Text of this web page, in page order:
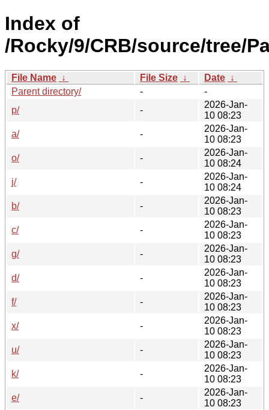
Index of
/Rocky/9/CRB/source/tree/
File Name ↓ File Size ↓ Date ↓
Parent directory/
-
-
p/
-
2026-Jan-
10 08:23
a/
-
2026-Jan-
10 08:23
o/
-
2026-Jan-
10 08:24
j/
-
2026-Jan-
10 08:24
b/
-
2026-Jan-
10 08:23
c/
-
2026-Jan-
10 08:23
g/
-
2026-Jan-
10 08:23
d/
-
2026-Jan-
10 08:23
f/
-
2026-Jan-
10 08:23
x/
-
2026-Jan-
10 08:23
u/
-
2026-Jan-
10 08:23
k/
-
2026-Jan-
10 08:23
e/
-
2026-Jan-
10 08:23